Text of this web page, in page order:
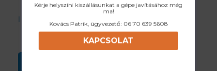
I accept the Privacy Policy
Kérje helyszíni kiszállásunkat a gépe javításához még
ma!
Kovács Patrik, ügyvezető: 06 70 639 5608
KAPCSOLAT